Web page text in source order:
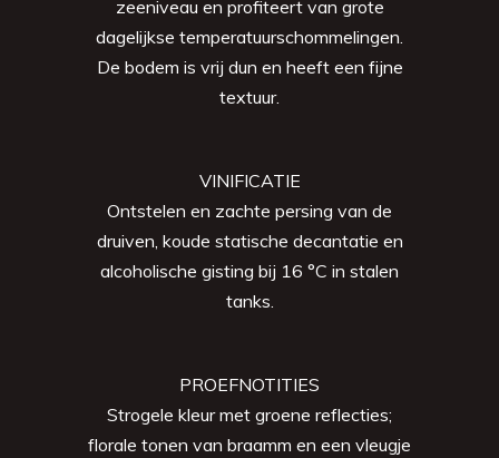
zeeniveau en profiteert van grote
dagelijkse temperatuurschommelingen.
De bodem is vrij dun en heeft een fijne
textuur.
VINIFICATIE
Ontstelen en zachte persing van de
druiven, koude statische decantatie en
alcoholische gisting bij 16 °C in stalen
tanks.
PROEFNOTITIES
Strogele kleur met groene reflecties;
florale tonen van braamm en een vleugje